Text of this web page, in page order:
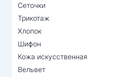
Сеточки
Трикотаж
Хлопок
Шифон
Кожа искусственная
Вельвет